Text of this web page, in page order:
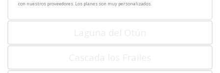
con nuestros proveedores. Los planes son muy personalizados.